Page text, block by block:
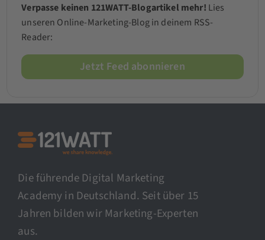
Verpasse keinen 121WATT-Blogartikel mehr! Lies
unseren Online-Marketing-Blog in deinem RSS-
Reader:
Jetzt Feed abonnieren
Die führende Digital Marketing
Academy in Deutschland. Seit über 15
Jahren bilden wir Marketing-Experten
aus.